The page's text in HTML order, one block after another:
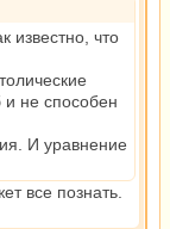
известно, что
и не способен
И уравнение
все познать.